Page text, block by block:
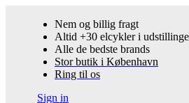
Nem og billig fragt
Altid +30 elcykler i
Alle de bedste brands
Stor butik i København
Ring til os
Sign in